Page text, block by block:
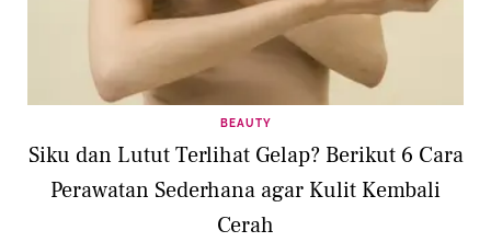
BEAUTY
Siku dan Lutut Terlihat Gelap? Berikut 6 Cara
Perawatan Sederhana agar Kulit Kembali
Cerah